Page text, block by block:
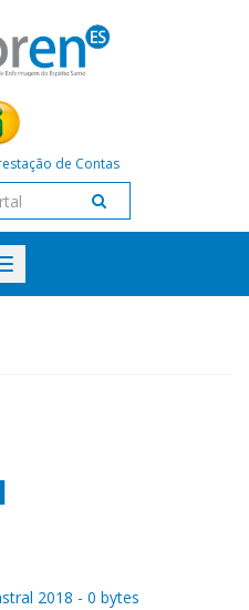
de Contas
Toggle
navigation
2018 - 0 bytes